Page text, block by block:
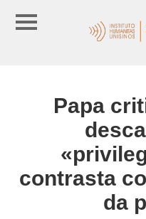
Papa
contrasta
da